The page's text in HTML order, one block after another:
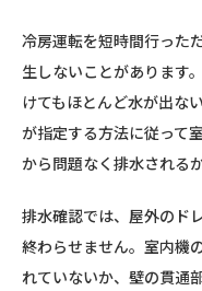
冷房運転を短時間行った
生しないことがあります
けてもほとんど水が出な
が指定する方法に従って
から問題なく排水される
排水確認では、屋外のド
終わらせません。室内機
れていないか、壁の貫通